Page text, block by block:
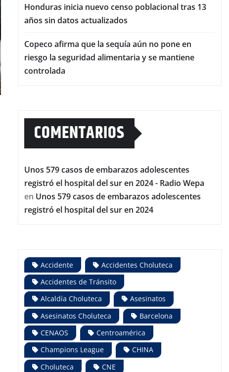
Honduras inicia nuevo censo poblacional tras 13
años sin datos actualizados
Copeco afirma que la sequía aún no pone en
riesgo la seguridad alimentaria y se mantiene
controlada
COMENTARIOS
Unos 579 casos de embarazos adolescentes
registró el hospital del sur en 2024 - Radio Wepa
en Unos 579 casos de embarazos adolescentes
registró el hospital del sur en 2024
Accidente
Accidentes Choluteca
Accidentes de Tránsito
Alcaldía Choluteca
Asesinatos
Asesinatos Choluteca
Barcelona
CENAOS
Centroamérica
Champions League
CHINA
Choluteca
CNE